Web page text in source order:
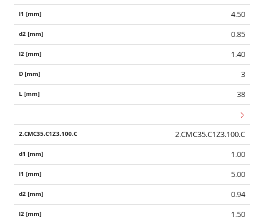
4.50
0.85
1.40
3
38
2.CMC35.C1Z3.100.C
1.00
5.00
0.94
1.50